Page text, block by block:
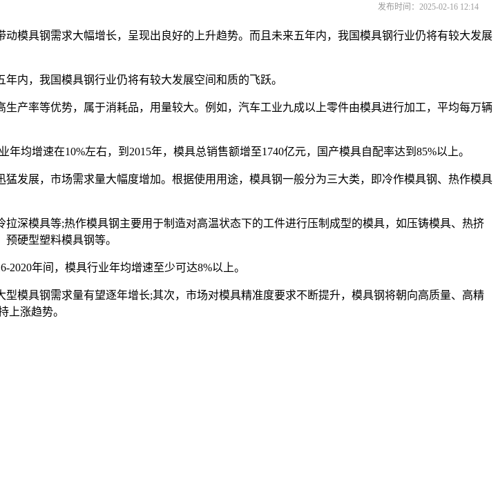
发布时间：2025-02-16 12:14
具钢需求大幅增长，呈现出良好的上升趋势。而且未来五年内，我国模具钢行业仍将有较大发展
，我国模具钢行业仍将有较大发展空间和质的飞跃。
率等优势，属于消耗品，用量较大。例如，汽车工业九成以上零件由模具进行加工，平均每万辆
增速在10%左右，到2015年，模具总销售额增至1740亿元，国产模具自配率达到85%以上。
展，市场需求量大幅度增加。根据使用用途，模具钢一般分为三大类，即冷作模具钢、热作模具
模具等;热作模具钢主要用于制造对高温状态下的工件进行压制成型的模具，如压铸模具、热挤
硬型塑料模具钢等。
年间，模具行业年均增速至少可达8%以上。
具钢需求量有望逐年增长;其次，市场对模具精准度要求不断提升，模具钢将朝向高质量、高精
上涨趋势。